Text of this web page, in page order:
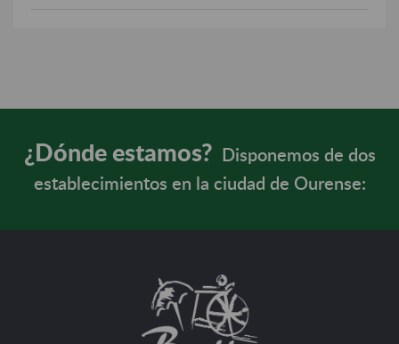
¿Dónde estamos?
Disponemos de dos
establecimientos en la ciudad de Ourense: